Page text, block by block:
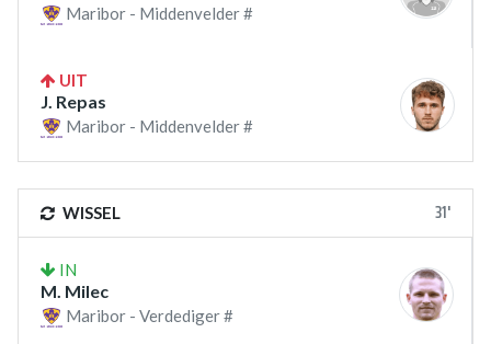
Maribor - Middenvelder #
UIT
J. Repas
Maribor - Middenvelder #
WISSEL 31'
IN
M. Milec
Maribor - Verdediger #